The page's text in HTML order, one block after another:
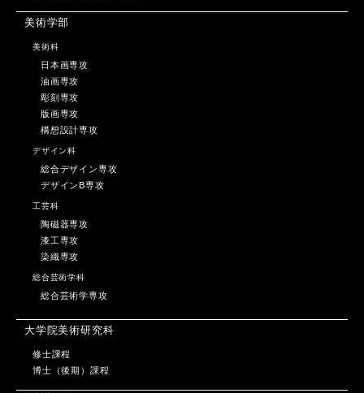
美術学部
美術科
日本画専攻
油画専攻
彫刻専攻
版画専攻
構想設計専攻
デザイン科
総合デザイン専攻
デザインB専攻
工芸科
陶磁器専攻
漆工専攻
染織専攻
総合芸術学科
総合芸術学専攻
大学院美術研究科
修士課程
博士（後期）課程